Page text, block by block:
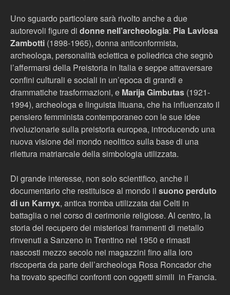
Uno sguardo particolare sarà rivolto anche a due
autorevoli figure di donne nell’archeologia: Pia Laviosa
Zambotti (1898-1965), donna anticonformista,
archeologa, personalità eclettica e poliedrica che segnò
l’affermarsi della Preistoria in Italia e seppe attraversare
confini culturali e sociali in un’epoca di grandi e
drammatiche trasformazioni, e Marija Gimbutas (1921-
1994), archeologa e linguista lituana, che ha influenzato il
pensiero femminista contemporaneo con le sue idee
rivoluzionarie sulla preistoria europea, introducendo una
nuova visione del mondo neolitico sulla base di una
rilettura matriarcale della simbologia utilizzata.
Di grande interesse, non solo scientifico, anche il
documentario che restituisce al mondo il suono perduto
di un Karnyx, antica tromba utilizzata dai Celti in
battaglia o nel corso di cerimonie religiose. Al centro, la
storia del recupero dei misteriosi frammenti di metallo
rinvenuti a Sanzeno in Trentino nel 1950 e rimasti
nascosti mezzo secolo nei magazzini fino alla loro
riscoperta da parte dell’archeologa Rosa Roncador che
ha trovato specifici confronti con oggetti simili in Francia.